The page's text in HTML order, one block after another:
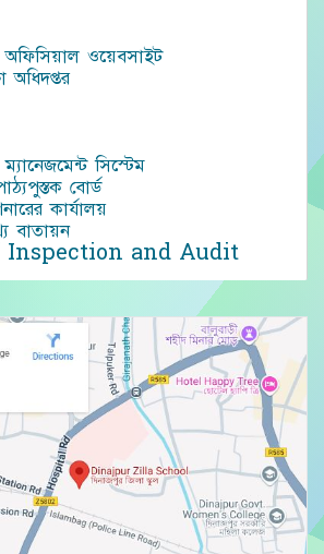
অফিসিয়াল ওয়েবসাইট
অধিদপ্তর
সিস্টেম
বোর্ড
কার্যালয়
বাতায়ন
Inspection and Audit